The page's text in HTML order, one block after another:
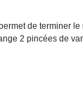
de terminer
2 pincées de